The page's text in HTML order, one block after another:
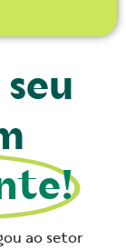
ao setor